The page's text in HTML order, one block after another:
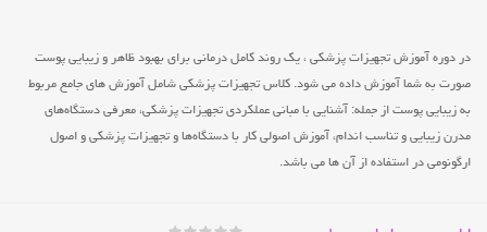
در دوره آموزش تجهیزات پزشکی ، یک روند کامل درمانی برای بهبود ظاهر و زیبایی پوست
صورت به شما آموزش داده می شود. کلاس تجهیزات پزشکی شامل آموزش های جامع مربوط
به زیبایی پوست از جمله: آشنایی با مبانی عملکردی تجهیزات پزشکی، معرفی دستگاه‌های
مدرن زیبایی و تناسب اندام، آموزش اصولی کار با دستگاه‌ها و تجهیزات پزشکی و اصول
ارگونومی در استفاده از آن ها می باشد.